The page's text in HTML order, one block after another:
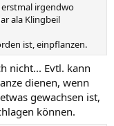
erstmal irgendwo
ala Klingbeil
ist, einpflanzen.
nicht... Evtl. kann
dienen, wenn
gewachsen ist,
können.